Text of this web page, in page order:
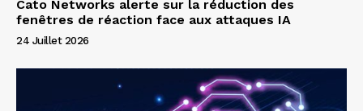
Cato Networks alerte sur la réduction des
fenêtres de réaction face aux attaques IA
24 Juillet 2026